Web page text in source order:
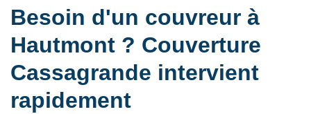
Besoin d'un couvreur à
Hautmont ? Couverture
Cassagrande intervient
rapidement